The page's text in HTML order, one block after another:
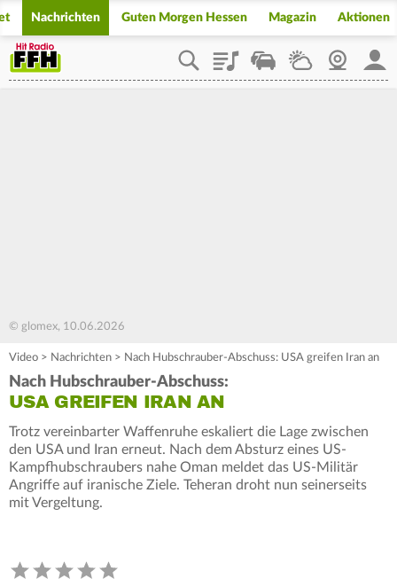
Nachrichten Guten Morgen Hessen Magazin Aktionen
PlaylistStaupilotWetterWebcam
© glomex, 10.06.2026
Video > Nachrichten > Nach Hubschrauber-Abschuss: USA greifen Iran an
Nach Hubschrauber-Abschuss:
USA GREIFEN IRAN AN
Trotz vereinbarter Waffenruhe eskaliert die Lage zwischen
den USA und Iran erneut. Nach dem Absturz eines US-
Kampfhubschraubers nahe Oman meldet das US-Militär
Angriffe auf iranische Ziele. Teheran droht nun seinerseits
mit Vergeltung.